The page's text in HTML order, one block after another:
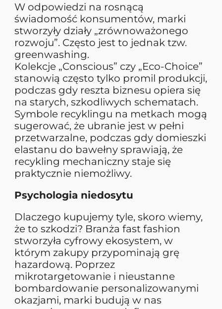
W odpowiedzi na rosnącą
świadomość konsumentów, marki
stworzyły działy „zrównoważonego
rozwoju”. Często jest to jednak tzw.
greenwashing.
Kolekcje „Conscious” czy „Eco-Choice”
stanowią często tylko promil produkcji,
podczas gdy reszta biznesu opiera się
na starych, szkodliwych schematach.
Symbole recyklingu na metkach mogą
sugerować, że ubranie jest w pełni
przetwarzalne, podczas gdy domieszki
elastanu do bawełny sprawiają, że
recykling mechaniczny staje się
praktycznie niemożliwy.
Psychologia niedosytu
Dlaczego kupujemy tyle, skoro wiemy,
że to szkodzi? Branża fast fashion
stworzyła cyfrowy ekosystem, w
którym zakupy przypominają grę
hazardową. Poprzez
mikrotargetowanie i nieustanne
bombardowanie personalizowanymi
okazjami, marki budują w nas